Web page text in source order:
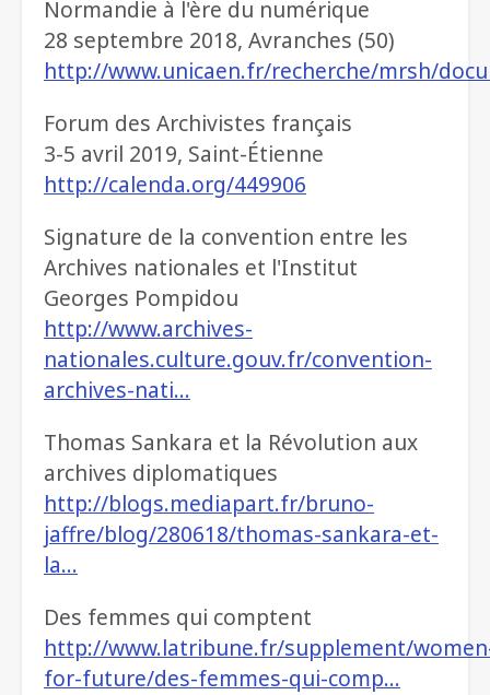
Normandie à l'ère du numérique
28 septembre 2018, Avranches (50)
http://www.unicaen.fr/recherche/mrsh/
Forum des Archivistes français
3-5 avril 2019, Saint-Étienne
http://calenda.org/449906
Signature de la convention entre les
Archives nationales et l'Institut
Georges Pompidou
http://www.archives-
nationales.culture.gouv.fr/convention-
archives-nati…
Thomas Sankara et la Révolution aux
archives diplomatiques
http://blogs.mediapart.fr/bruno-
jaffre/blog/280618/thomas-sankara-et-
la…
Des femmes qui comptent
http://www.latribune.fr/supplement/
for-future/des-femmes-qui-comp…